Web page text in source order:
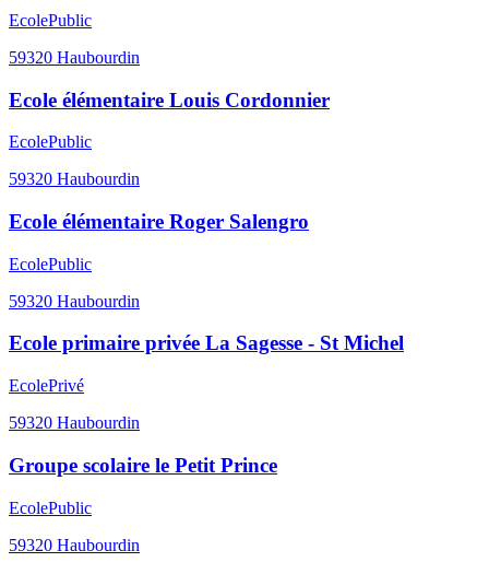
EcolePublic
59320 Haubourdin
Ecole élémentaire Louis Cordonnier
EcolePublic
59320 Haubourdin
Ecole élémentaire Roger Salengro
EcolePublic
59320 Haubourdin
Ecole primaire privée La Sagesse - St Michel
EcolePrivé
59320 Haubourdin
Groupe scolaire le Petit Prince
EcolePublic
59320 Haubourdin